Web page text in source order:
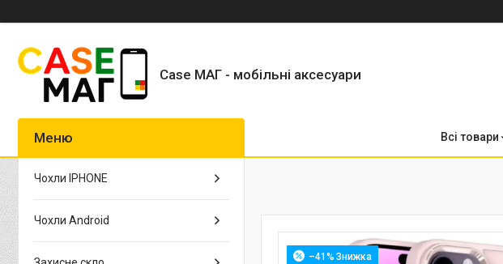
Case МАГ - мобільні аксесуари
Всі товари
–41%
Чохли IPHONE
Чохли Android